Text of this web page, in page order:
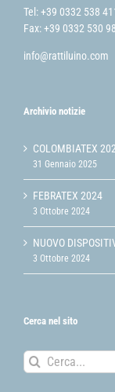
Tel: +39 0332 538
Fax: +39 0332 530
info@rattiluino.com
Archivio notizie
COLOMBIATEX
31 Gennaio 2025
FEBRATEX 2024
3 Ottobre 2024
NUOVO
3 Ottobre 2024
Cerca nel sito
Cerca
per: